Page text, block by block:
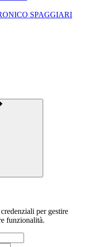
SPAGGIARI
per gestire
funzionalità.